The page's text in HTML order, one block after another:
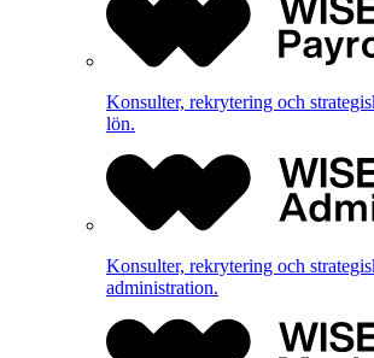
Konsulter, rekrytering och
lön.
Konsulter, rekrytering och
administration.